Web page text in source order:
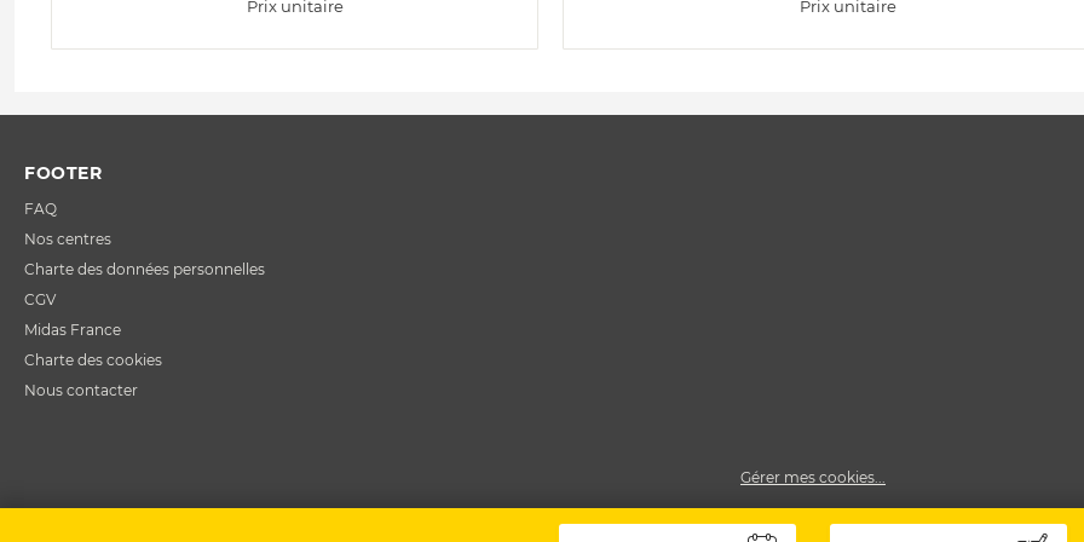
Prix unitaire Prix unitaire
FOOTER
FAQ
Nos centres
Charte des données personnelles
CGV
Midas France
Charte des cookies
Nous contacter
Gérer mes cookies...